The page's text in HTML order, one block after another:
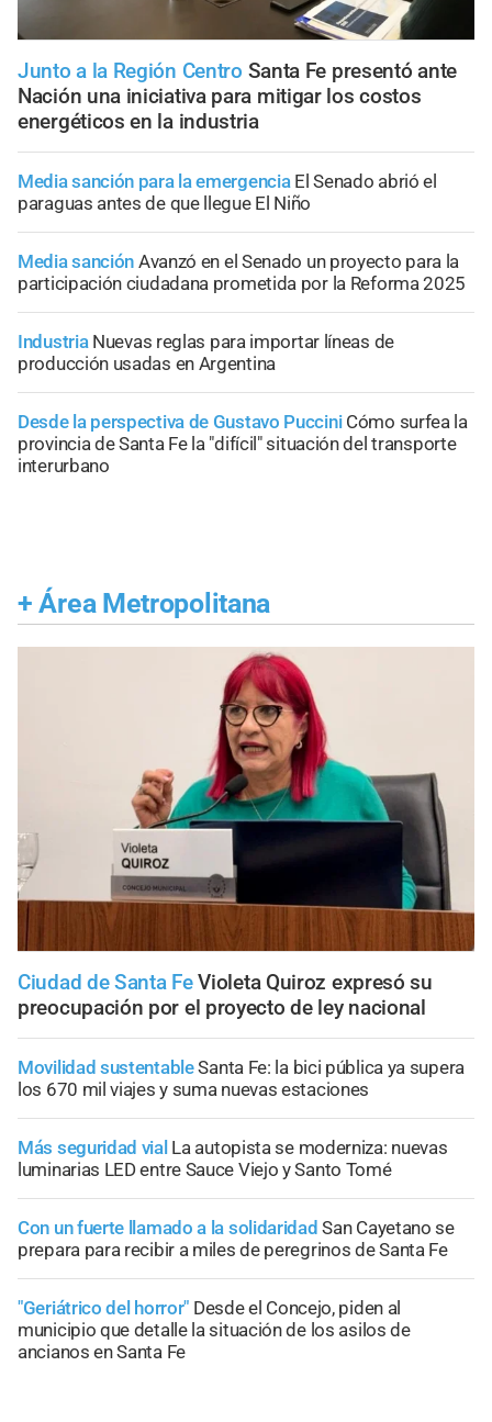
Junto a la Región Centro Santa Fe presentó ante
Nación una iniciativa para mitigar los costos
energéticos en la industria
Media sanción para la emergencia El Senado abrió el
paraguas antes de que llegue El Niño
Media sanción Avanzó en el Senado un proyecto para la
participación ciudadana prometida por la Reforma 2025
Industria Nuevas reglas para importar líneas de
producción usadas en Argentina
Desde la perspectiva de Gustavo Puccini Cómo surfea la
provincia de Santa Fe la "difícil" situación del transporte
interurbano
+ Área Metropolitana
Ciudad de Santa Fe Violeta Quiroz expresó su
preocupación por el proyecto de ley nacional
Movilidad sustentableSanta Fe: la bici pública ya supera
los 670 mil viajes y suma nuevas estaciones
Más seguridad vial La autopista se moderniza: nuevas
luminarias LED entre Sauce Viejo y Santo Tomé
Con un fuerte llamado a la solidaridad San Cayetano se
prepara para recibir a miles de peregrinos de Santa Fe
"Geriátrico del horror" Desde el Concejo, piden al
municipio que detalle la situación de los asilos de
ancianos en Santa Fe